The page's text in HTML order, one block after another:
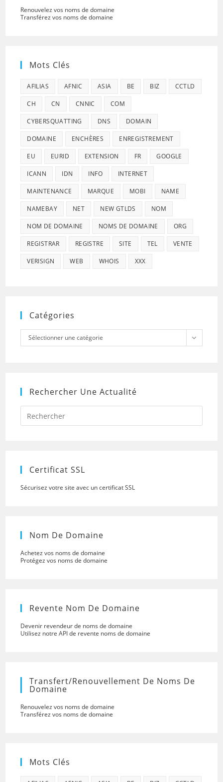
Renouvelez vos noms de domaine
Transférez vos noms de domaine
Mots Clés
AFILIAS AFNIC ASIA BE BIZ CCTLD
CH CN CNNIC COM
CYBERSQUATTING DNS DOMAIN
DOMAINE ENCHÈRES ENREGISTREMENT
EU EURID EXTENSION FR GOOGLE
ICANN IDN INFO INTERNET
MAINTENANCE MARQUE MOBI NAME
NAMEBAY NET NEW GTLDS NOM
NOM DE DOMAINE NOMS DE DOMAINE ORG
REGISTRAR REGISTRE SITE TEL VENTE
VERISIGN WEB WHOIS XXX
Catégories
Catégories
Sélectionner une catégorie
Rechercher Une Actualité
Press
to
Certificat SSL
Sécurisez votre site avec un certificat SSL
Nom De Domaine
Achetez vos noms de domaine
Protégez vos noms de domaine
Revente Nom De Domaine
Devenir revendeur de noms de domaine
Utilisez notre API de revente noms de domaine
Transfert/renouvellement De Noms De
Domaine
Renouvelez vos noms de domaine
Transférez vos noms de domaine
Mots Clés